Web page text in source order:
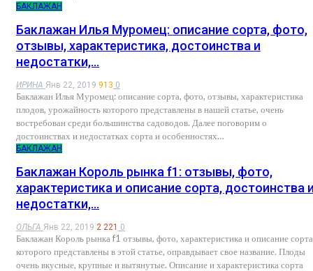
БАКЛАЖАН
Баклажан Илья Муромец: описание сорта, фото,
отзывы, характеристика, достоинства и
недостатки,…
ИРИНА Янв 22, 2019 913 0
Баклажан Илья Муромец: описание сорта, фото, отзывы, характеристика
плодов, урожайность которого представлены в нашей статье, очень
востребован среди большинства садоводов. Далее поговорим о
достоинствах и недостатках сорта и особенностях…
БАКЛАЖАН
Баклажан Король рынка f1: отзывы, фото,
характеристика и описание сорта, достоинства
недостатки,…
ОЛЬГА Янв 22, 2019 2 221 0
Баклажан Король рынка f1 отзывы, фото, характеристика и описание сорта
которого представлены в этой статье, оправдывает свое название. Плоды
очень вкусные, крупные и вытянутые. Описание и характеристика сорта